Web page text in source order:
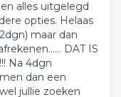
alles uitgelegd
opties. Helaas
maar dan
DAT IS
Na 4dgn
dan een
jullie zoeken